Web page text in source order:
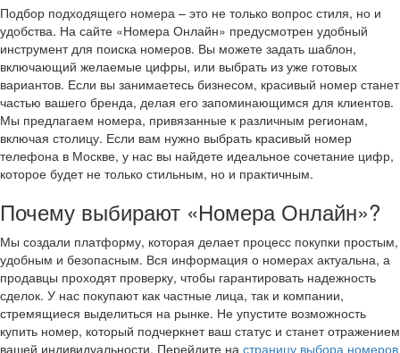
Подбор подходящего номера – это не только вопрос стиля, но и
удобства. На сайте «Номера Онлайн» предусмотрен удобный
инструмент для поиска номеров. Вы можете задать шаблон,
включающий желаемые цифры, или выбрать из уже готовых
вариантов. Если вы занимаетесь бизнесом, красивый номер станет
частью вашего бренда, делая его запоминающимся для клиентов.
Мы предлагаем номера, привязанные к различным регионам,
включая столицу. Если вам нужно выбрать красивый номер
телефона в Москве, у нас вы найдете идеальное сочетание цифр,
которое будет не только стильным, но и практичным.
Почему выбирают «Номера Онлайн»?
Мы создали платформу, которая делает процесс покупки простым,
удобным и безопасным. Вся информация о номерах актуальна, а
продавцы проходят проверку, чтобы гарантировать надежность
сделок. У нас покупают как частные лица, так и компании,
стремящиеся выделиться на рынке. Не упустите возможность
купить номер, который подчеркнет ваш статус и станет отражением
вашей индивидуальности. Перейдите на страницу выбора номеров